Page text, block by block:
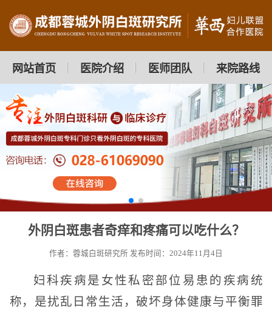
网站首页 医院介绍 医师团队 来院路线
外阴白斑患者奇痒和疼痛可以吃什么？
作者：蓉城白斑研究所 发布时间：2024年11月4日
妇科疾病是女性私密部位易患的疾病统
称，是扰乱日常生活，破坏身体健康与平衡罪